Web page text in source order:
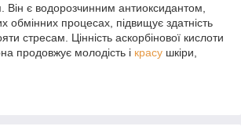
Він є водорозчинним антиоксидантом,
обмінних процесах, підвищує здатність
стресам. Цінність аскорбінової кислоти
продовжує молодість і красу шкіри,